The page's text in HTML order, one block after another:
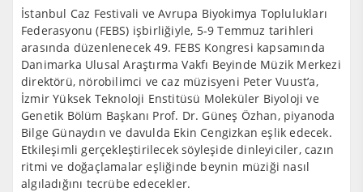
İstanbul Caz Festivali ve Avrupa Biyokimya Toplulukları
Federasyonu (FEBS) işbirliğiyle, 5-9 Temmuz tarihleri
arasında düzenlenecek 49. FEBS Kongresi kapsamında
Danimarka Ulusal Araştırma Vakfı Beyinde Müzik Merkezi
direktörü, nörobilimci ve caz müzisyeni Peter Vuust’a,
İzmir Yüksek Teknoloji Enstitüsü Moleküler Biyoloji ve
Genetik Bölüm Başkanı Prof. Dr. Güneş Özhan, piyanoda
Bilge Günaydın ve davulda Ekin Cengizkan eşlik edecek.
Etkileşimli gerçekleştirilecek söyleşide dinleyiciler, cazın
ritmi ve doğaçlamalar eşliğinde beynin müziği nasıl
algıladığını tecrübe edecekler.